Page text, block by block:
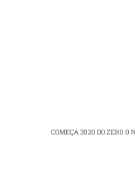
COMEÇA 2020 DO ZER0.0